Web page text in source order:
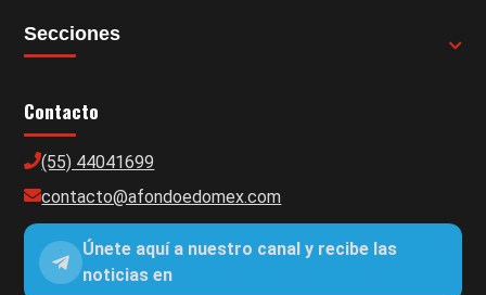
Secciones
Contacto
(55) 44041699
contacto@afondoedomex.com
Únete aquí a nuestro canal y recibe las
noticias en